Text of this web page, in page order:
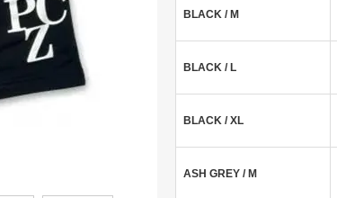
BLACK / M
BLACK / L
BLACK / XL
ASH GREY / M